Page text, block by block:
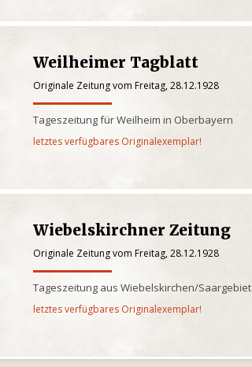
Weilheimer Tagblatt
Originale Zeitung vom Freitag, 28.12.1928
Tageszeitung für Weilheim in Oberbayern
letztes verfügbares Originalexemplar!
Wiebelskirchner Zeitung
Originale Zeitung vom Freitag, 28.12.1928
Tageszeitung aus Wiebelskirchen/Saargebiet
letztes verfügbares Originalexemplar!